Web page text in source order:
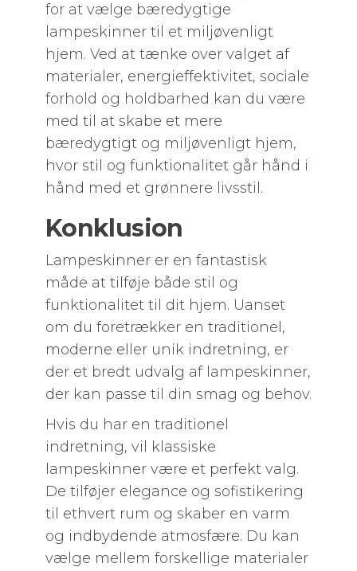
for at vælge bæredygtige
lampeskinner til et miljøvenligt
hjem. Ved at tænke over valget af
materialer, energieffektivitet, sociale
forhold og holdbarhed kan du være
med til at skabe et mere
bæredygtigt og miljøvenligt hjem,
hvor stil og funktionalitet går hånd i
hånd med et grønnere livsstil.
Konklusion
Lampeskinner er en fantastisk
måde at tilføje både stil og
funktionalitet til dit hjem. Uanset
om du foretrækker en traditionel,
moderne eller unik indretning, er
der et bredt udvalg af lampeskinner,
der kan passe til din smag og behov.
Hvis du har en traditionel
indretning, vil klassiske
lampeskinner være et perfekt valg.
De tilføjer elegance og sofistikering
til ethvert rum og skaber en varm
og indbydende atmosfære. Du kan
vælge mellem forskellige materialer